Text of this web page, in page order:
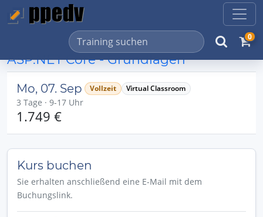
0
ASP.NET Core - Grundlagen
Mo, 07. Sep Vollzeit Virtual Classroom
3 Tage · 9-17 Uhr
1.749 €
Kurs buchen
Sie erhalten anschließend eine E-Mail mit dem
Buchungslink.